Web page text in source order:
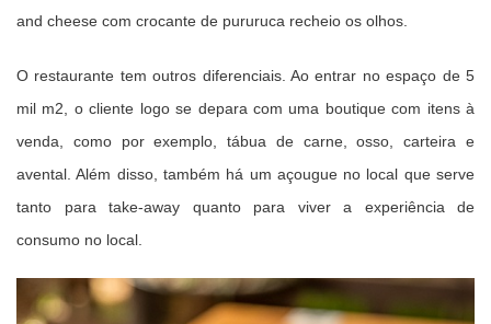
and cheese com crocante de pururuca recheio os olhos.
O restaurante tem outros diferenciais. Ao entrar no espaço de 5
mil m2, o cliente logo se depara com uma boutique com itens à
venda, como por exemplo, tábua de carne, osso, carteira e
avental.Além disso, também há um açougue no local que serve
tanto para take-away quanto para viver a experiência de
consumo no local.